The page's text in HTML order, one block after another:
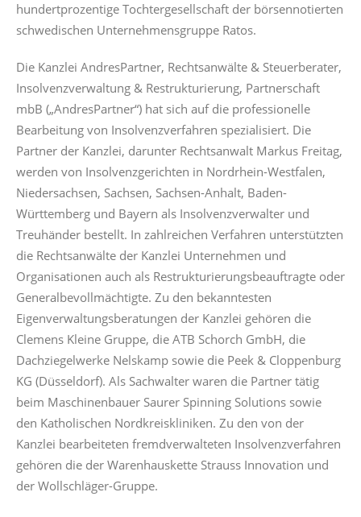
hundertprozentige Tochtergesellschaft der börsennotierten
schwedischen Unternehmensgruppe Ratos.
Die Kanzlei AndresPartner, Rechtsanwälte & Steuerberater,
Insolvenzverwaltung & Restrukturierung, Partnerschaft
mbB („AndresPartner“) hat sich auf die professionelle
Bearbeitung von Insolvenzverfahren spezialisiert. Die
Partner der Kanzlei, darunter Rechtsanwalt Markus Freitag,
werden von Insolvenzgerichten in Nordrhein-Westfalen,
Niedersachsen, Sachsen, Sachsen-Anhalt, Baden-
Württemberg und Bayern als Insolvenzverwalter und
Treuhänder bestellt. In zahlreichen Verfahren unterstützten
die Rechtsanwälte der Kanzlei Unternehmen und
Organisationen auch als Restrukturierungsbeauftragte oder
Generalbevollmächtigte. Zu den bekanntesten
Eigenverwaltungsberatungen der Kanzlei gehören die
Clemens Kleine Gruppe, die ATB Schorch GmbH, die
Dachziegelwerke Nelskamp sowie die Peek & Cloppenburg
KG (Düsseldorf). Als Sachwalter waren die Partner tätig
beim Maschinenbauer Saurer Spinning Solutions sowie
den Katholischen Nordkreiskliniken. Zu den von der
Kanzlei bearbeiteten fremdverwalteten Insolvenzverfahren
gehören die der Warenhauskette Strauss Innovation und
der Wollschläger-Gruppe.